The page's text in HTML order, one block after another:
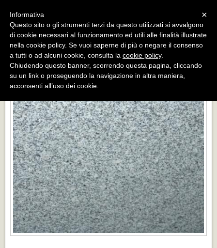
INDIETRO « »
PADANG
×
Informativa
Questo sito o gli strumenti terzi da questo utilizzati si avvalgono
di cookie necessari al funzionamento ed utili alle finalità illustrate
nella cookie policy. Se vuoi saperne di più o negare il consenso
a tutti o ad alcuni cookie, consulta la cookie policy.
Chiudendo questo banner, scorrendo questa pagina, cliccando
su un link o proseguendo la navigazione in altra maniera,
acconsenti all’uso dei cookie.